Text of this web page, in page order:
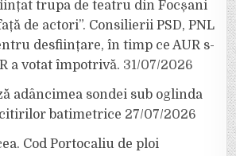
trupa de teatru din Focșani
de actori”. Consilierii PSD, PNL
desființare, în timp ce AUR s-
a votat împotrivă. 31/07/2026
adâncimea sondei sub oglinda
batimetrice 27/07/2026
Cod Portocaliu de ploi